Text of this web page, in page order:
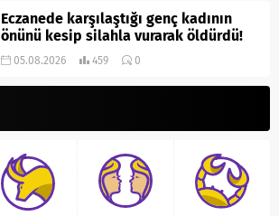
Eczanede karşılaştığı genç kadının
önünü kesip silahla vurarak öldürdü!
05.08.2026 459 0